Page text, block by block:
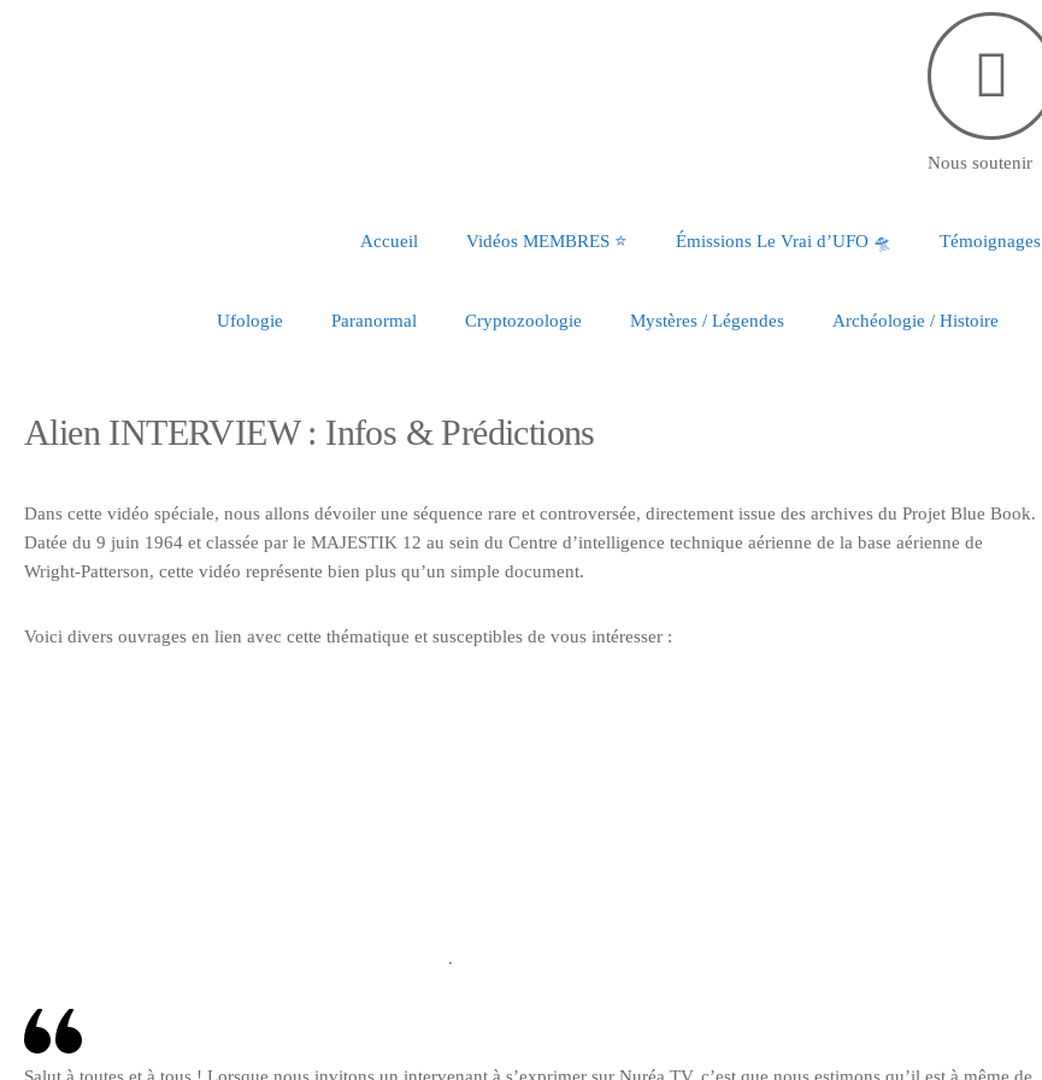
Nous soutenir
Accueil Vidéos MEMBRES ⭐️ Émissions Le Vrai d’UFO 🛸 Témoignages
Ufologie Paranormal Cryptozoologie Mystères / Légendes Archéologie / Histoire
Alien INTERVIEW : Infos & Prédictions
Dans cette vidéo spéciale, nous allons dévoiler une séquence rare et controversée, directement issue des archives du Projet Blue Book.
Datée du 9 juin 1964 et classée par le MAJESTIK 12 au sein du Centre d’intelligence technique aérienne de la base aérienne de
Wright-Patterson, cette vidéo représente bien plus qu’un simple document.
Voici divers ouvrages en lien avec cette thématique et susceptibles de vous intéresser :
.